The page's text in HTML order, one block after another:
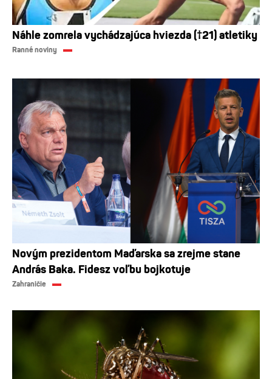
Náhle zomrela vychádzajúca hviezda (†21) atletiky
Ranné noviny
Novým prezidentom Maďarska sa zrejme stane
András Baka. Fidesz voľbu bojkotuje
Zahraničie